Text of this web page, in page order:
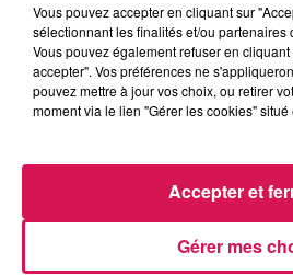
NICKY JAM
El Perdon
ADELE
Été Avec Toi
LES ARTICLES LES
Vous pouvez accepter en cliquant sur
sélectionnant les finalités et/ou partenaires
Vous pouvez également refuser en
accepter". Vos préférences ne
pouvez mettre à jour vos choix, ou retirer
moment via le lien "Gérer les cookies"
Gérer mes
Accepter et